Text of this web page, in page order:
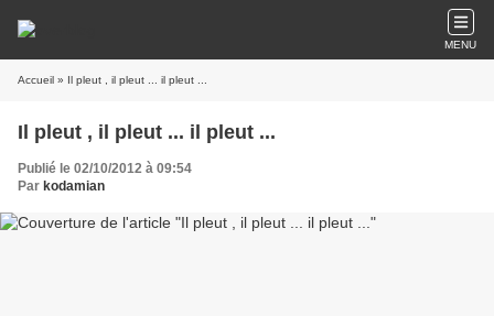
MENU
Accueil » Il pleut , il pleut ... il pleut ...
Il pleut , il pleut ... il pleut ...
Publié le 02/10/2012 à 09:54
Par kodamian